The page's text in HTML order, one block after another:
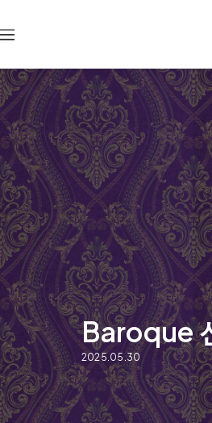
텐
로
건
너
뜁
니
다
항
Baroque
2025.05.30